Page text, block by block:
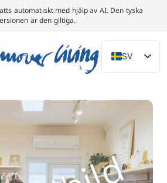
automatiskt med hjälp av AI. Den tyska
är den giltiga.
SV
DE
PL
ES
IT